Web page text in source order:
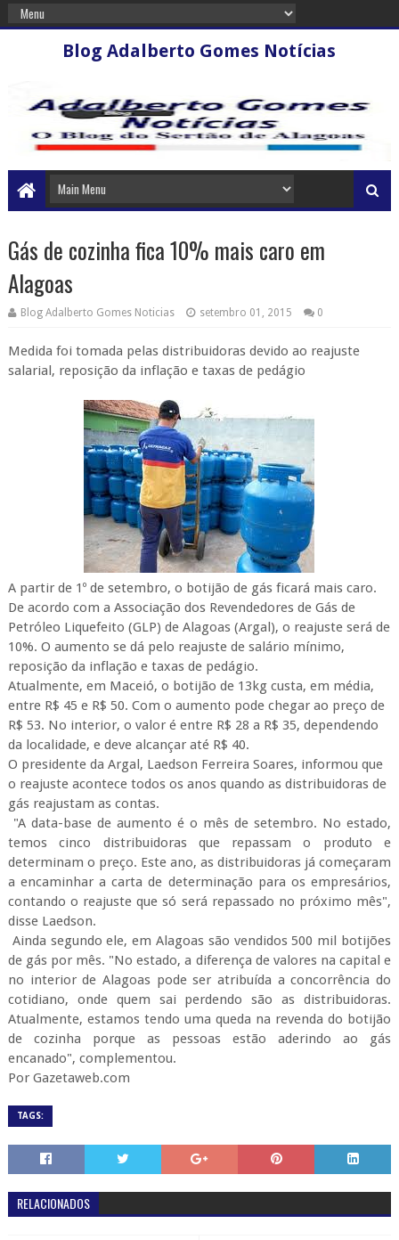
Blog Adalberto Gomes Notícias
Gás de cozinha fica 10% mais caro em
Alagoas
Blog Adalberto Gomes Noticias setembro 01, 2015 0
Medida foi tomada pelas distribuidoras devido ao reajuste
salarial, reposição da inflação e taxas de pedágio
A partir de 1º de setembro, o botijão de gás ficará mais caro.
De acordo com a Associação dos Revendedores de Gás de
Petróleo Liquefeito (GLP) de Alagoas (Argal), o reajuste será de
10%. O aumento se dá pelo reajuste de salário mínimo,
reposição da inflação e taxas de pedágio.
Atualmente, em Maceió, o botijão de 13kg custa, em média,
entre R$ 45 e R$ 50. Com o aumento pode chegar ao preço de
R$ 53. No interior, o valor é entre R$ 28 a R$ 35, dependendo
da localidade, e deve alcançar até R$ 40.
O presidente da Argal, Laedson Ferreira Soares, informou que
o reajuste acontece todos os anos quando as distribuidoras de
gás reajustam as contas.
"A data-base de aumento é o mês de setembro. No estado,
temos cinco distribuidoras que repassam o produto e
determinam o preço. Este ano, as distribuidoras já começaram
a encaminhar a carta de determinação para os empresários,
contando o reajuste que só será repassado no próximo mês",
disse Laedson.
Ainda segundo ele, em Alagoas são vendidos 500 mil botijões
de gás por mês. "No estado, a diferença de valores na capital e
no interior de Alagoas pode ser atribuída a concorrência do
cotidiano, onde quem sai perdendo são as distribuidoras.
Atualmente, estamos tendo uma queda na revenda do botijão
de cozinha porque as pessoas estão aderindo ao gás
encanado", complementou.
Por Gazetaweb.com
TAGS:
RELACIONADOS